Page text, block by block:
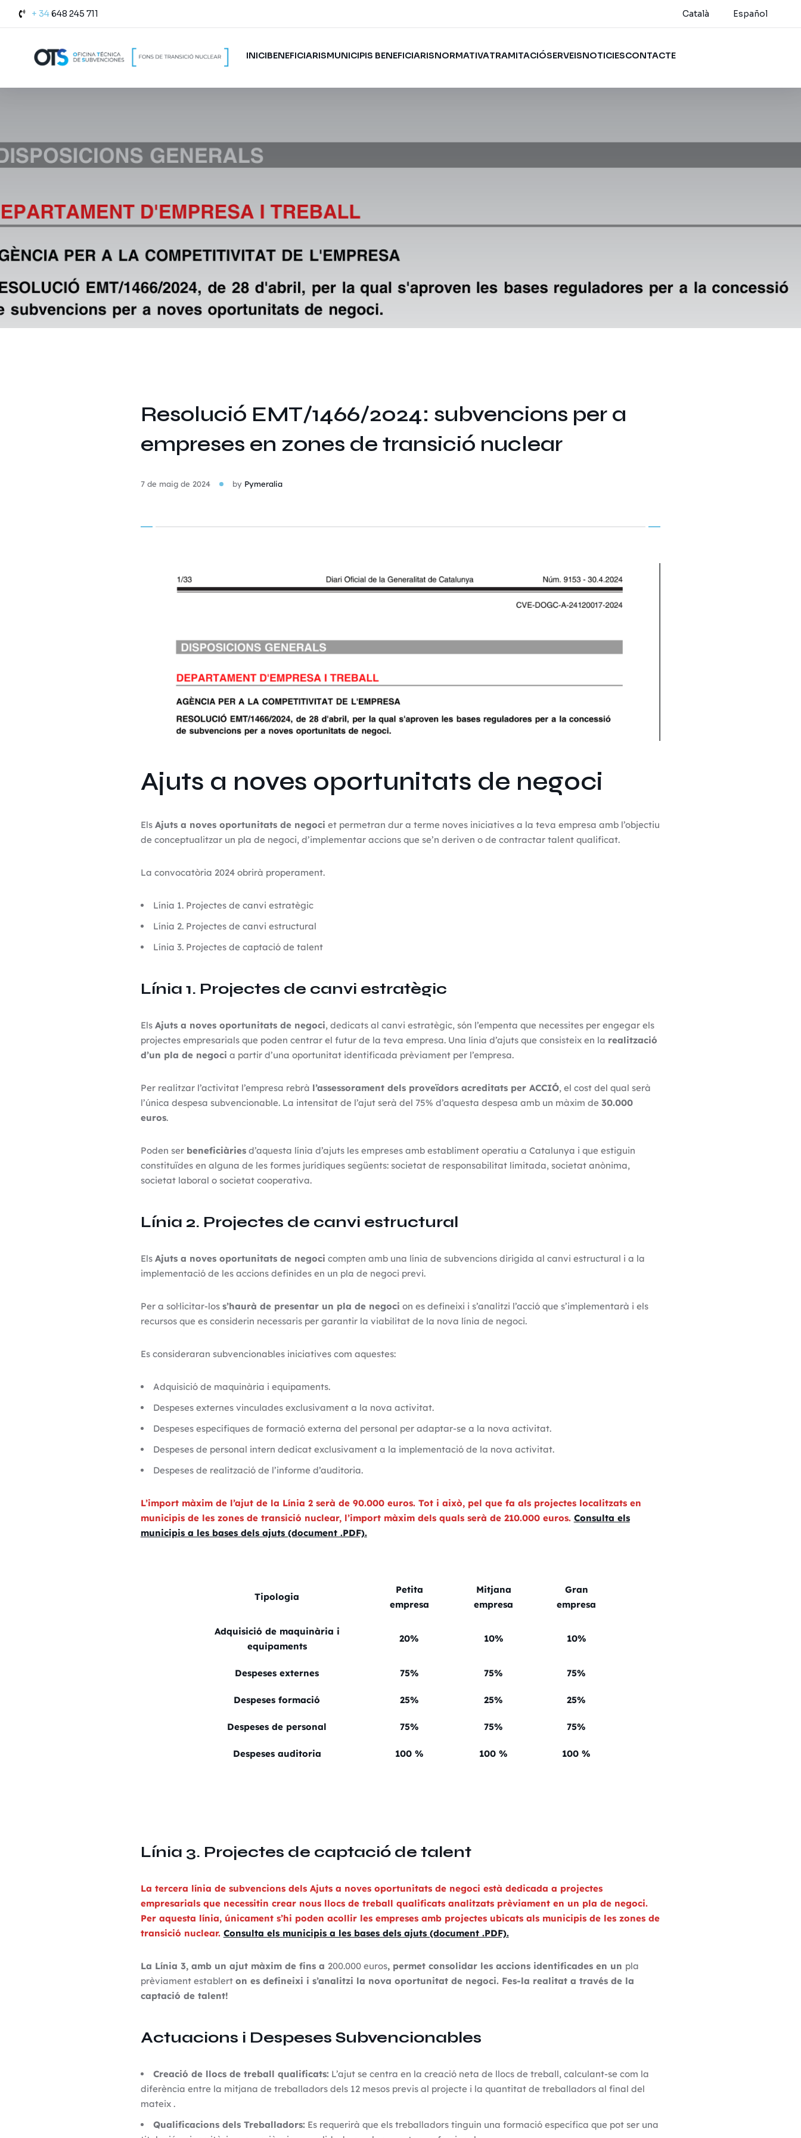
+ 34648 245 711 Català Español
INICIBENEFICIARISMUNICIPIS BENEFICIARISNORMATIVATRAMITACIÓSERVEISNOTICIESCONTACTE
Resolució EMT/1466/2024: subvencions per a
empreses en zones de transició nuclear
7 de maig de 2024 by Pymeralia
Ajuts a noves oportunitats de negoci
Els Ajuts a noves oportunitats de negoci et permetran dur a terme noves iniciatives a la teva empresa amb l’objectiu
de conceptualitzar un pla de negoci, d’implementar accions que se’n deriven o de contractar talent qualificat.
La convocatòria 2024 obrirà properament.
Línia 1. Projectes de canvi estratègic
Línia 2. Projectes de canvi estructural
Línia 3. Projectes de captació de talent
Línia 1. Projectes de canvi estratègic
Els Ajuts a noves oportunitats de negoci, dedicats al canvi estratègic, són l’empenta que necessites per engegar els
projectes empresarials que poden centrar el futur de la teva empresa. Una línia d’ajuts que consisteix en la realització
d’un pla de negoci a partir d’una oportunitat identificada prèviament per l’empresa.
Per realitzar l’activitat l’empresa rebrà l’assessorament dels proveïdors acreditats per ACCIÓ, el cost del qual serà
l’única despesa subvencionable. La intensitat de l’ajut serà del 75% d’aquesta despesa amb un màxim de 30.000
euros.
Poden ser beneficiàriesd’aquesta línia d’ajuts les empreses amb establiment operatiu a Catalunya i que estiguin
constituïdes en alguna de les formes jurídiques següents: societat de responsabilitat limitada, societat anònima,
societat laboral o societat cooperativa.
Línia 2. Projectes de canvi estructural
Els Ajuts a noves oportunitats de negoci compten amb una línia de subvencions dirigida al canvi estructural i a la
implementació de les accions definides en un pla de negoci previ.
Per a sol·licitar-los s’haurà de presentar un pla de negoci on es defineixi i s’analitzi l’acció que s’implementarà i els
recursos que es considerin necessaris per garantir la viabilitat de la nova línia de negoci.
Es consideraran subvencionables iniciatives com aquestes:
Adquisició de maquinària i equipaments.
Despeses externes vinculades exclusivament a la nova activitat.
Despeses específiques de formació externa del personal per adaptar-se a la nova activitat.
Despeses de personal intern dedicat exclusivament a la implementació de la nova activitat.
Despeses de realització de l’informe d’auditoria.
L’import màxim de l’ajut de la Línia 2 serà de 90.000 euros. Tot i això, pel que fa als projectes localitzats en
municipis de les zones de transició nuclear, l’import màxim dels quals serà de 210.000 euros. Consulta els
municipis a les bases dels ajuts (document .PDF).
Tipologia
Petita
empresa
Mitjana
empresa
Gran
empresa
Adquisició de maquinària i
equipaments
20% 10% 10%
Despeses externes 75% 75% 75%
Despeses formació 25% 25% 25%
Despeses de personal 75% 75% 75%
Despeses auditoria 100 % 100 % 100 %
Línia 3. Projectes de captació de talent
La tercera línia de subvencions dels Ajuts a noves oportunitats de negoci està dedicada a projectes
empresarials que necessitin crear nous llocs de treball qualificats analitzats prèviament en un pla de negoci.
Per aquesta línia, únicament s’hi poden acollir les empreses amb projectes ubicats als municipis de les zones de
transició nuclear. Consulta els municipis a les bases dels ajuts (document .PDF).
La Línia 3, amb un ajut màxim de fins a 200.000 euros, permet consolidar les accions identificades en un pla
prèviament establert on es defineixi i s’analitzi la nova oportunitat de negoci. Fes-la realitat a través de la
captació de talent!
Actuacions i Despeses Subvencionables
Creació de llocs de treball qualificats: L’ajut se centra en la creació neta de llocs de treball, calculant-se com la
diferència entre la mitjana de treballadors dels 12 mesos previs al projecte i la quantitat de treballadors al final del
mateix .
Qualificacions dels Treballadors: Es requerirà que els treballadors tinguin una formació específica que pot ser una